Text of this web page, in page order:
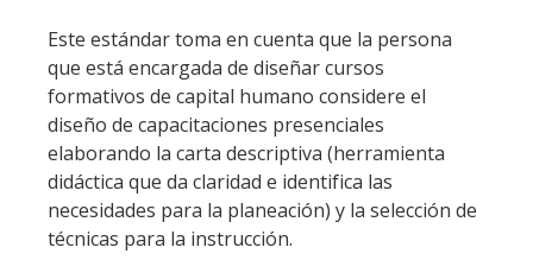
Este estándar toma en cuenta que la persona
que está encargada de diseñar cursos
formativos de capital humano considere el
diseño de capacitaciones presenciales
elaborando la carta descriptiva (herramienta
didáctica que da claridad e identifica las
necesidades para la planeación) y la selección de
técnicas para la instrucción.